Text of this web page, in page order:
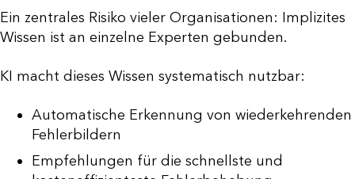
Ein zentrales Risiko vieler Organisationen: Implizites
Wissen ist an einzelne Experten gebunden.
KI macht dieses Wissen systematisch nutzbar:
Automatische Erkennung von wiederkehrenden
Fehlerbildern
Empfehlungen für die schnellste und